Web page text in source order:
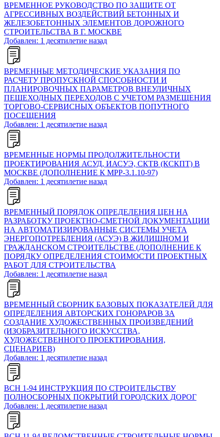
ВРЕМЕННОЕ РУКОВОДСТВО ПО ЗАЩИТЕ ОТ
АГРЕССИВНЫХ ВОЗДЕЙСТВИЙ БЕТОННЫХ И
ЖЕЛЕЗОБЕТОННЫХ ЭЛЕМЕНТОВ ДОРОЖНОГО
СТРОИТЕЛЬСТВА В Г. МОСКВЕ
Добавлен: 1 десятилетие назад
ВРЕМЕННЫЕ МЕТОДИЧЕСКИЕ УКАЗАНИЯ ПО
РАСЧЕТУ ПРОПУСКНОЙ СПОСОБНОСТИ И
ПЛАНИРОВОЧНЫХ ПАРАМЕТРОВ ВНЕУЛИЧНЫХ
ПЕШЕХОДНЫХ ПЕРЕХОДОВ С УЧЕТОМ РАЗМЕЩЕНИЯ
ТОРГОВО-СЕРВИСНЫХ ОБЪЕКТОВ ПОПУТНОГО
ПОСЕЩЕНИЯ
Добавлен: 1 десятилетие назад
ВРЕМЕННЫЕ НОРМЫ ПРОДОЛЖИТЕЛЬНОСТИ
ПРОЕКТИРОВАНИЯ АСУД, ИАСУЭ, СКТВ (КСКПТ) В
МОСКВЕ (ДОПОЛНЕНИЕ К МРР-3.1.10-97)
Добавлен: 1 десятилетие назад
ВРЕМЕННЫЙ ПОРЯДОК ОПРЕДЕЛЕНИЯ ЦЕН НА
РАЗРАБОТКУ ПРОЕКТНО-СМЕТНОЙ ДОКУМЕНТАЦИИ
НА АВТОМАТИЗИРОВАННЫЕ СИСТЕМЫ УЧЕТА
ЭНЕРГОПОТРЕБЛЕНИЯ (АСУЭ) В ЖИЛИЩНОМ И
ГРАЖДАНСКОМ СТРОИТЕЛЬСТВЕ (ДОПОЛНЕНИЕ К
ПОРЯДКУ ОПРЕДЕЛЕНИЯ СТОИМОСТИ ПРОЕКТНЫХ
РАБОТ ДЛЯ СТРОИТЕЛЬСТВА
Добавлен: 1 десятилетие назад
ВРЕМЕННЫЙ СБОРНИК БАЗОВЫХ ПОКАЗАТЕЛЕЙ ДЛЯ
ОПРЕДЕЛЕНИЯ АВТОРСКИХ ГОНОРАРОВ ЗА
СОЗДАНИЕ ХУДОЖЕСТВЕННЫХ ПРОИЗВЕДЕНИЙ
(ИЗОБРАЗИТЕЛЬНОГО ИСКУССТВА,
ХУДОЖЕСТВЕННОГО ПРОЕКТИРОВАНИЯ,
СЦЕНАРИЕВ)
Добавлен: 1 десятилетие назад
ВСН 1-94 ИНСТРУКЦИЯ ПО СТРОИТЕЛЬСТВУ
ПОЛНОСБОРНЫХ ПОКРЫТИЙ ГОРОДСКИХ ДОРОГ
Добавлен: 1 десятилетие назад